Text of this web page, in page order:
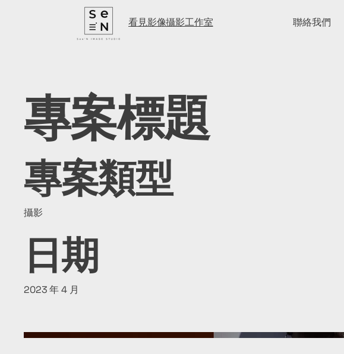
看見影像攝影工作室 聯絡我們
專案標題
專案類型
攝影
日期
2023 年 4 月